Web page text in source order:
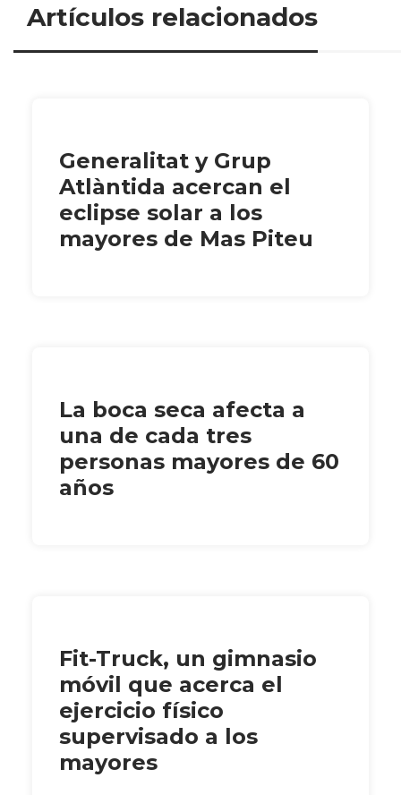
Artículos relacionados
Generalitat y Grup
Atlàntida acercan el
eclipse solar a los
mayores de Mas Piteu
La boca seca afecta a
una de cada tres
personas mayores de 60
años
Fit-Truck, un gimnasio
móvil que acerca el
ejercicio físico
supervisado a los
mayores